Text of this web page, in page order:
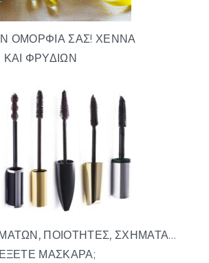
ΟΜΟΡΦΙΆ ΣΑΣ! ΧΈΝΝΑ
ΦΡΥΔΙΏΝ
ΠΟΙΌΤΗΤΕΣ, ΣΧΉΜΑΤΑ…
ΜΆΣΚΑΡΑ;